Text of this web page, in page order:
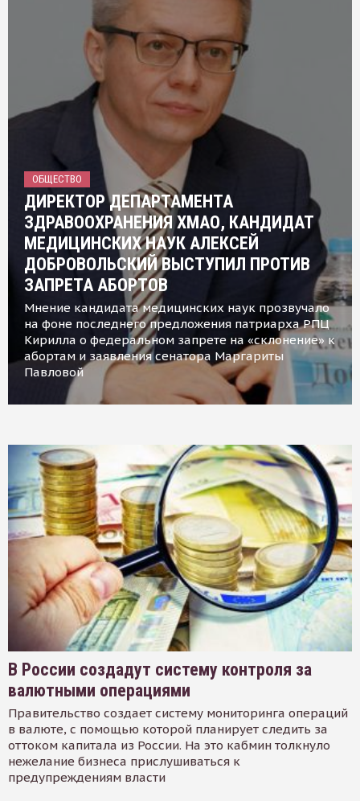
ОБЩЕСТВО
ДИРЕКТОР ДЕПАРТАМЕНТА
ЗДРАВООХРАНЕНИЯ ХМАО, КАНДИДАТ
МЕДИЦИНСКИХ НАУК АЛЕКСЕЙ
ДОБРОВОЛЬСКИЙ ВЫСТУПИЛ ПРОТИВ
ЗАПРЕТА АБОРТОВ
Мнение кандидата медицинских наук прозвучало
на фоне последнего предложения патриарха РПЦ
Кирилла о федеральном запрете на «склонение» к
абортам и заявления сенатора Маргариты
Павловой
В России создадут систему контроля за
валютными операциями
Правительство создает систему мониторинга операций
в валюте, с помощью которой планирует следить за
оттоком капитала из России. На это кабмин толкнуло
нежелание бизнеса прислушиваться к
предупреждениям власти